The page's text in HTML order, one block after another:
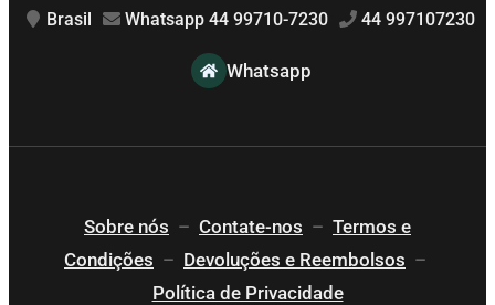
Brasil Whatsapp 44 99710-7230 44 997107230
Whatsapp
Sobre nós – Contate-nos – Termos e
Condições – Devoluções e Reembolsos –
Política de Privacidade